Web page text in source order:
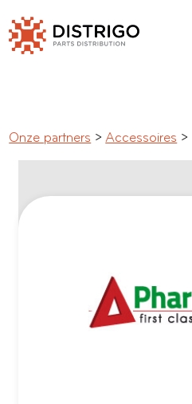
Onze partners Accessoires